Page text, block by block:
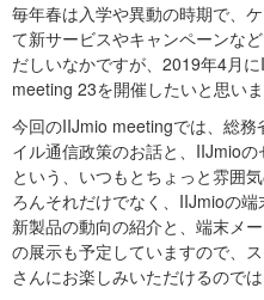
毎年春は入学や異動の時期で、
て新サービスやキャンペーンな
だしいなかですが、2019年4月
meeting 23を開催したいと思いま
今回のIIJmio meetingでは、総
イル通信政策のお話と、IIJmio
という、いつもとちょっと雰囲
ろんそれだけでなく、IIJmioの
新製品の動向の紹介と、端末メ
の展示も予定していますので、
さんにお楽しみいただけるので